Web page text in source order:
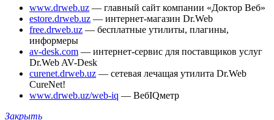
www.drweb.uz — главный сайт компании «Доктор Веб»
estore.drweb.uz — интернет-магазин Dr.Web
free.drweb.uz — бесплатные утилиты, плагины,
информеры
av-desk.com — интернет-сервис для поставщиков услуг
Dr.Web AV-Desk
curenet.drweb.uz — сетевая лечащая утилита Dr.Web
CureNet!
www.drweb.uz/web-iq — ВебIQметр
Закрыть